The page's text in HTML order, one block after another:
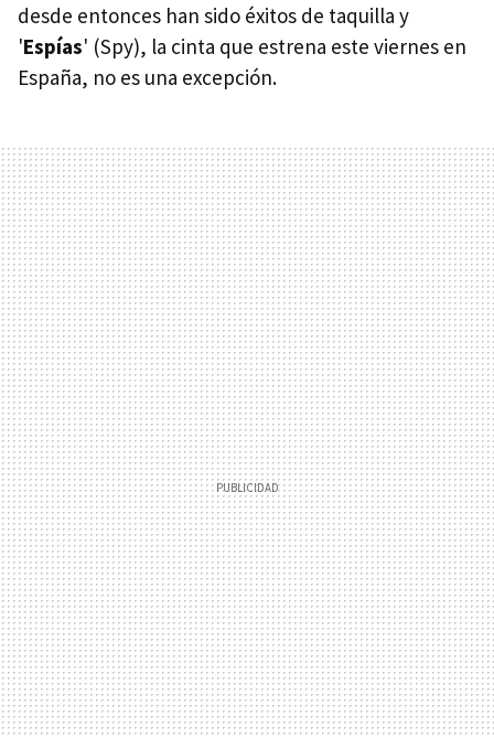
desde entonces han sido éxitos de taquilla y
'Espías' (Spy), la cinta que estrena este viernes en
España, no es una excepción.